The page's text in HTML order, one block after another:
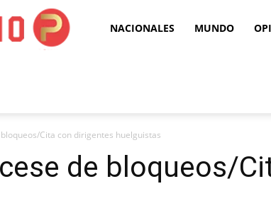
Puro NACIONALES MUNDO
Cita con dirigentes huelguistas
de bloqueos/